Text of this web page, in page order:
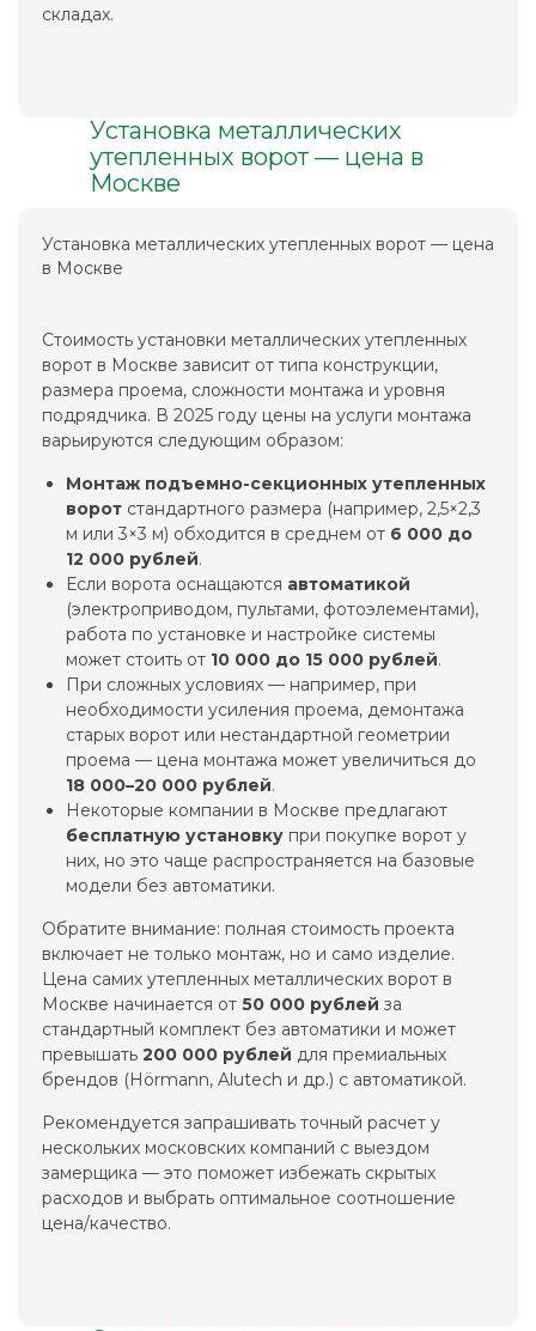
складах.
Установка металлических
утепленных ворот — цена в
Москве
Установка металлических утепленных ворот — цена
в Москве
Стоимость установки металлических утепленных
ворот в Москве зависит от типа конструкции,
размера проема, сложности монтажа и уровня
подрядчика. В 2025 году цены на услуги монтажа
варьируются следующим образом:
Монтаж подъемно-секционных утепленных
ворот стандартного размера (например, 2,5×2,3
м или 3×3 м) обходится в среднем от 6 000 до
12 000 рублей.
Если ворота оснащаются автоматикой
(электроприводом, пультами, фотоэлементами),
работа по установке и настройке системы
может стоить от 10 000 до 15 000 рублей.
При сложных условиях — например, при
необходимости усиления проема, демонтажа
старых ворот или нестандартной геометрии
проема — цена монтажа может увеличиться до
18 000–20 000 рублей.
Некоторые компании в Москве предлагают
бесплатную установку при покупке ворот у
них, но это чаще распространяется на базовые
модели без автоматики.
Обратите внимание: полная стоимость проекта
включает не только монтаж, но и само изделие.
Цена самих утепленных металлических ворот в
Москве начинается от 50 000 рублей за
стандартный комплект без автоматики и может
превышать 200 000 рублей для премиальных
брендов (Hörmann, Alutech и др.) с автоматикой.
Рекомендуется запрашивать точный расчет у
нескольких московских компаний с выездом
замерщика — это поможет избежать скрытых
расходов и выбрать оптимальное соотношение
цена/качество.